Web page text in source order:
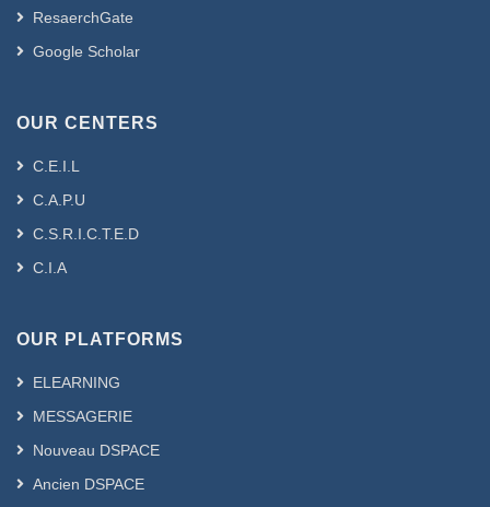
ResaerchGate
Google Scholar
OUR CENTERS
C.E.I.L
C.A.P.U
C.S.R.I.C.T.E.D
C.I.A
OUR PLATFORMS
ELEARNING
MESSAGERIE
Nouveau DSPACE
Ancien DSPACE